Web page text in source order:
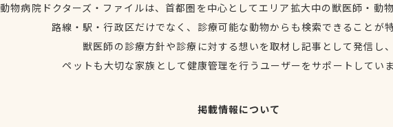
動物病院ドクターズ・ファイルは、首都圏を中心としてエリア拡大中の獣医師・動
路線・駅・行政区だけでなく、診療可能な動物からも検索できることが
獣医師の診療方針や診療に対する想いを取材し記事として発信し
ペットも大切な家族として健康管理を行うユーザーをサポートしてい
掲載情報について